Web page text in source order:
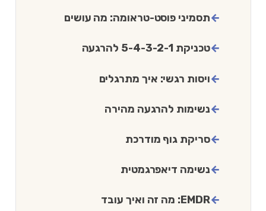
תסמיני פוסט-טראומה: מה עושים
טכניקת 5-4-3-2-1 להרגעה
ויסות רגשי: איך מתרגלים
נשימות להרגעה מהירה
סריקת גוף מודרכת
נשימה דיאפרגמטית
EMDR: מה זה ואיך עובד